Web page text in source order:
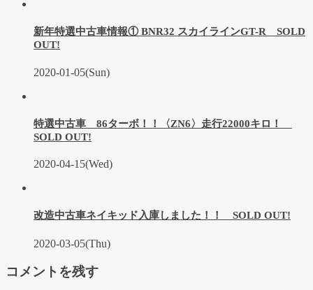
新年特選中古車情報① BNR32 スカイラインGT-R SOLD
OUT!
2020-01-05(Sun)
特選中古車 86ターボ！！〈ZN6〉走行22000キロ！
SOLD OUT!
2020-04-15(Wed)
改造中古車ネイキッド入庫しました！！ SOLD OUT!
2020-03-05(Thu)
コメントを残す